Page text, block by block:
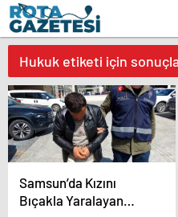
Hukuk etiketi için
Samsun’da Kızını
Bıçakla Yaralayan